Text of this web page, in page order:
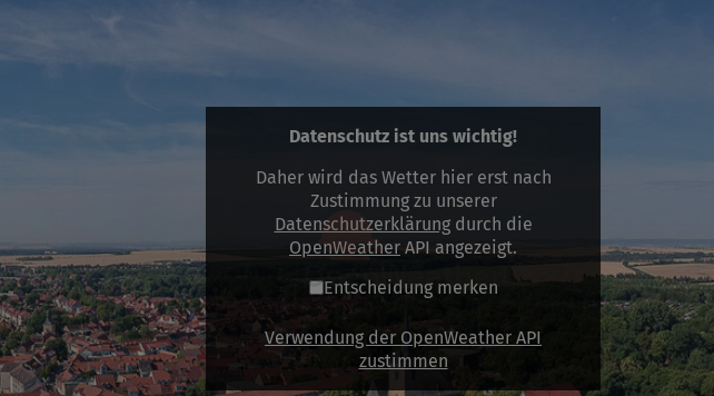
Datenschutz ist uns wichtig!
Daher wird das Wetter hier erst nach
Zustimmung zu unserer
Datenschutzerklärungdurch die
OpenWeather API angezeigt.
Entscheidung merken
Verwendung der OpenWeather API
zustimmen